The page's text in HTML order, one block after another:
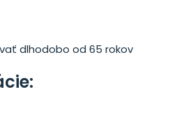
dlhodobo od 65 rokov